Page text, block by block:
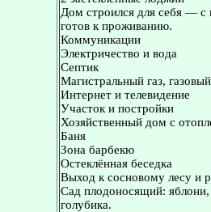
Дом строился для себя —
готов к проживанию.
Коммуникации
Электричество и вода
Септик
Магистральный газ,
Интернет и телевидение
Участок и постройки
Хозяйственный дом с
Баня
Зона барбекю
Остеклённая беседка
Выход к сосновому лесу и
Сад плодоносящий:
голубика.